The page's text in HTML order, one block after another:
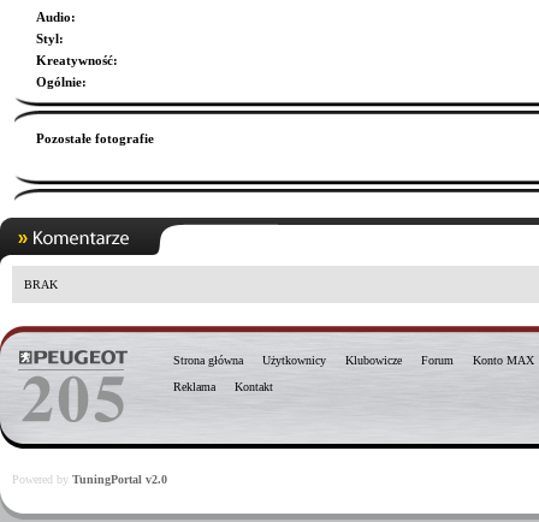
Audio:
Styl:
Kreatywność:
Ogólnie:
Pozostałe fotografie
BRAK
Strona główna Użytkownicy Klubowicze Forum
Konto MAX
Reklama
Kontakt
Powered by TuningPortal v2.0